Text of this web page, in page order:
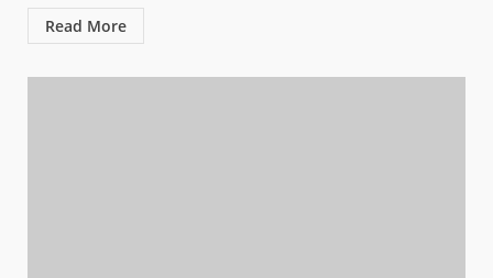
Read More